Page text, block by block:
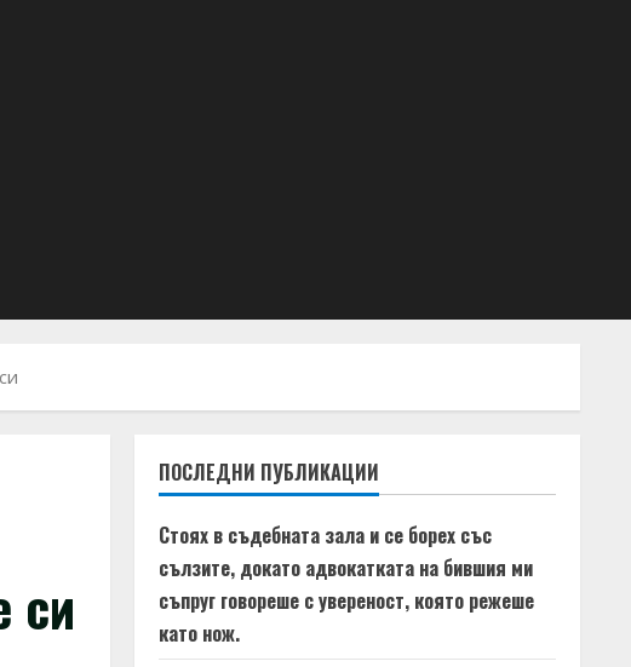
си
ПОСЛЕДНИ ПУБЛИКАЦИИ
Стоях в съдебната зала и се борех със
сълзите, докато адвокатката на бившия ми
съпруг говореше с увереност, която режеше
като нож.